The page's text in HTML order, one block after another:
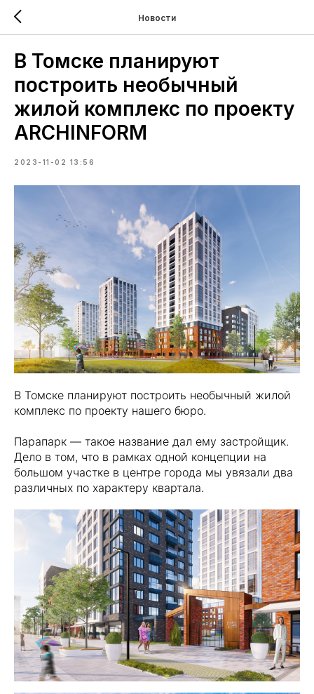
Новости
В Томске планируют
построить необычный
жилой комплекс по проекту
ARCHINFORM
2023-11-02 13:56
В Томске планируют построить необычный жилой
комплекс по проекту нашего бюро.
Парапарк — такое название дал ему застройщик.
Дело в том, что в рамках одной концепции на
большом участке в центре города мы увязали два
различных по характеру квартала.